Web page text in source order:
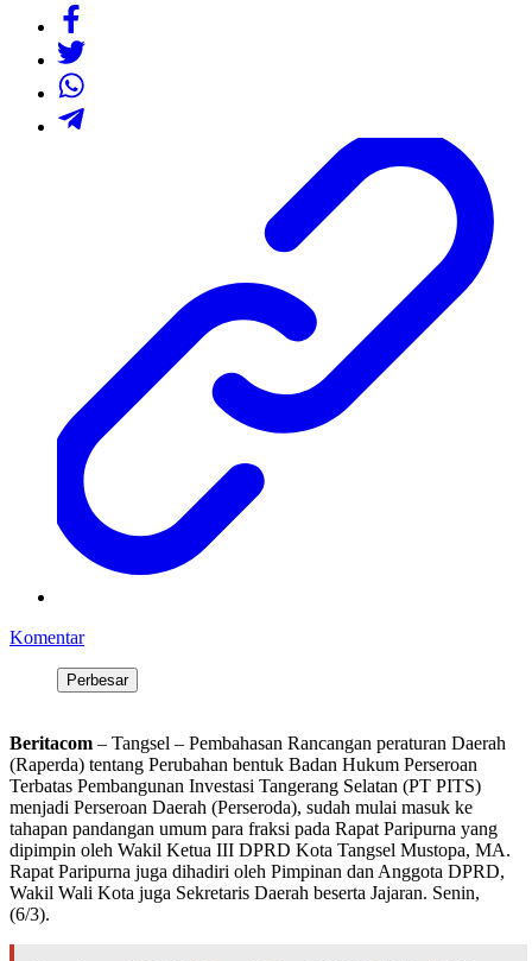
Komentar
Perbesar
Beritacom – Tangsel – Pembahasan Rancangan peraturan Daerah
(Raperda) tentang Perubahan bentuk Badan Hukum Perseroan
Terbatas Pembangunan Investasi Tangerang Selatan (PT PITS)
menjadi Perseroan Daerah (Perseroda), sudah mulai masuk ke
tahapan pandangan umum para fraksi pada Rapat Paripurna yang
dipimpin oleh Wakil Ketua III DPRD Kota Tangsel Mustopa, MA.
Rapat Paripurna juga dihadiri oleh Pimpinan dan Anggota DPRD,
Wakil Wali Kota juga Sekretaris Daerah beserta Jajaran. Senin,
(6/3).